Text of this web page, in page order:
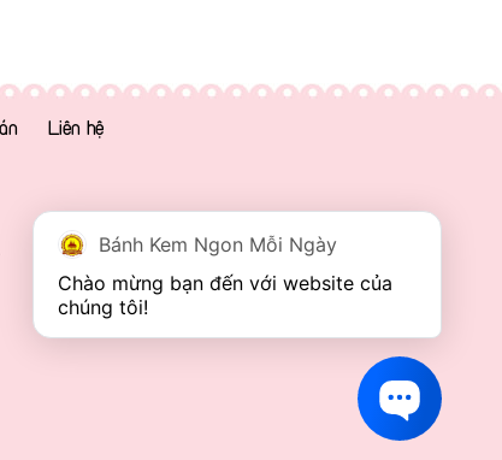
Liên hệ
Bánh Kem Ngon Mỗi Ngày
Chào mừng bạn đến với website của
chúng tôi!